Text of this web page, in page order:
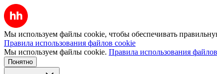
Мы используем файлы cookie, чтобы обеспечивать
Правила использования файлов cookie
Мы используем файлы cookie. Правила использования
Понятно